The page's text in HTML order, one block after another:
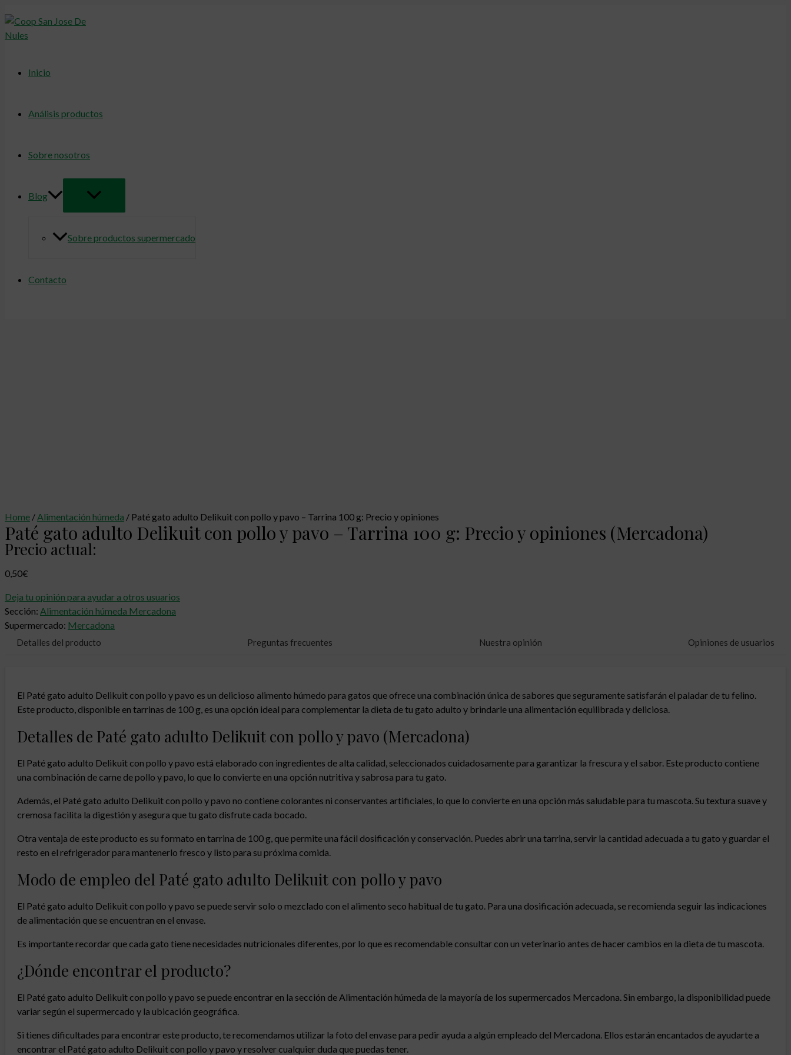
al
contenido
Inicio
Análisis productos
Sobre nosotros
Blog
Sobre productos supermercado
Contacto
Home / Alimentación húmeda / Paté gato adulto Delikuit con pollo y pavo – Tarrina 100 g: Precio y opiniones
Paté gato adulto Delikuit con pollo y pavo – Tarrina 100 g: Precio y opiniones (Mercadona)
Precio actual:
0,50€
Deja tu opinión para ayudar a otros usuarios
Sección: Alimentación húmeda Mercadona
Supermercado: Mercadona
Detalles del producto Preguntas frecuentes Nuestra opinión Opiniones de usuarios
El Paté gato adulto Delikuit con pollo y pavo es un delicioso alimento húmedo para gatos que ofrece una combinación única de sabores que seguramente satisfarán el paladar de tu felino.
Este producto, disponible en tarrinas de 100 g, es una opción ideal para complementar la dieta de tu gato adulto y brindarle una alimentación equilibrada y deliciosa.
Detalles de Paté gato adulto Delikuit con pollo y pavo (Mercadona)
El Paté gato adulto Delikuit con pollo y pavo está elaborado con ingredientes de alta calidad, seleccionados cuidadosamente para garantizar la frescura y el sabor. Este producto contiene
una combinación de carne de pollo y pavo, lo que lo convierte en una opción nutritiva y sabrosa para tu gato.
Además, el Paté gato adulto Delikuit con pollo y pavo no contiene colorantes ni conservantes artificiales, lo que lo convierte en una opción más saludable para tu mascota. Su textura suave y
cremosa facilita la digestión y asegura que tu gato disfrute cada bocado.
Otra ventaja de este producto es su formato en tarrina de 100 g, que permite una fácil dosificación y conservación. Puedes abrir una tarrina, servir la cantidad adecuada a tu gato y guardar el
resto en el refrigerador para mantenerlo fresco y listo para su próxima comida.
Modo de empleo del Paté gato adulto Delikuit con pollo y pavo
El Paté gato adulto Delikuit con pollo y pavo se puede servir solo o mezclado con el alimento seco habitual de tu gato. Para una dosificación adecuada, se recomienda seguir las indicaciones
de alimentación que se encuentran en el envase.
Es importante recordar que cada gato tiene necesidades nutricionales diferentes, por lo que es recomendable consultar con un veterinario antes de hacer cambios en la dieta de tu mascota.
¿Dónde encontrar el producto?
El Paté gato adulto Delikuit con pollo y pavo se puede encontrar en la sección de Alimentación húmeda de la mayoría de los supermercados Mercadona. Sin embargo, la disponibilidad puede
variar según el supermercado y la ubicación geográfica.
Si tienes dificultades para encontrar este producto, te recomendamos utilizar la foto del envase para pedir ayuda a algún empleado del Mercadona. Ellos estarán encantados de ayudarte a
encontrar el Paté gato adulto Delikuit con pollo y pavo y resolver cualquier duda que puedas tener.